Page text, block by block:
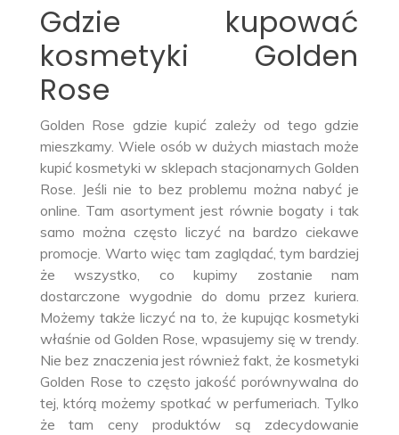
Gdzie kupować
kosmetyki Golden
Rose
Golden Rose gdzie kupić zależy od tego gdzie
mieszkamy. Wiele osób w dużych miastach może
kupić kosmetyki w sklepach stacjonarnych Golden
Rose. Jeśli nie to bez problemu można nabyć je
online. Tam asortyment jest równie bogaty i tak
samo można często liczyć na bardzo ciekawe
promocje. Warto więc tam zaglądać, tym bardziej
że wszystko, co kupimy zostanie nam
dostarczone wygodnie do domu przez kuriera.
Możemy także liczyć na to, że kupując kosmetyki
właśnie od Golden Rose, wpasujemy się w trendy.
Nie bez znaczenia jest również fakt, że kosmetyki
Golden Rose to często jakość porównywalna do
tej, którą możemy spotkać w perfumeriach. Tylko
że tam ceny produktów są zdecydowanie